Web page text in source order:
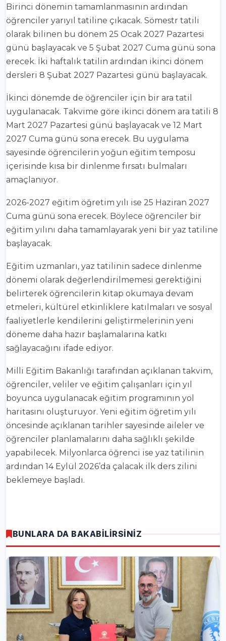
Birinci dönemin tamamlanmasının ardından
öğrenciler yarıyıl tatiline çıkacak. Sömestr tatili
olarak bilinen bu dönem 25 Ocak 2027 Pazartesi
günü başlayacak ve 5 Şubat 2027 Cuma günü sona
erecek. İki haftalık tatilin ardından ikinci dönem
dersleri 8 Şubat 2027 Pazartesi günü başlayacak.
İkinci dönemde de öğrenciler için bir ara tatil
uygulanacak. Takvime göre ikinci dönem ara tatili 8
Mart 2027 Pazartesi günü başlayacak ve 12 Mart
2027 Cuma günü sona erecek. Bu uygulama
sayesinde öğrencilerin yoğun eğitim temposu
içerisinde kısa bir dinlenme fırsatı bulmaları
amaçlanıyor.
2026-2027 eğitim öğretim yılı ise 25 Haziran 2027
Cuma günü sona erecek. Böylece öğrenciler bir
eğitim yılını daha tamamlayarak yeni bir yaz tatiline
başlayacak.
Eğitim uzmanları, yaz tatilinin sadece dinlenme
dönemi olarak değerlendirilmemesi gerektiğini
belirterek öğrencilerin kitap okumaya devam
etmeleri, kültürel etkinliklere katılmaları ve sosyal
faaliyetlerle kendilerini geliştirmelerinin yeni
döneme daha hazır başlamalarına katkı
sağlayacağını ifade ediyor.
Milli Eğitim Bakanlığı tarafından açıklanan takvim,
öğrenciler, veliler ve eğitim çalışanları için yıl
boyunca uygulanacak eğitim programının yol
haritasını oluşturuyor. Yeni eğitim öğretim yılı
öncesinde açıklanan tarihler sayesinde aileler ve
öğrenciler planlamalarını daha sağlıklı şekilde
yapabilecek. Milyonlarca öğrenci ise yaz tatilinin
ardından 14 Eylül 2026’da çalacak ilk ders zilini
beklemeye başladı.
BUNLARA DA BAKABİLİRSİNİZ